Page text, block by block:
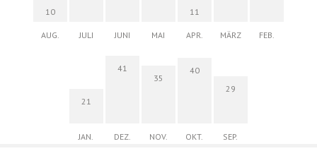
10
AUG. JULI JUNI MAI
11
APR. MÄRZ FEB.
21
JAN.
41
DEZ.
35
NOV.
40
OKT.
29
SEP.